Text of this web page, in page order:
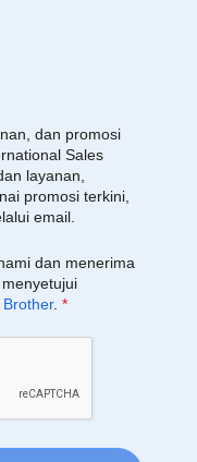
dan promosi
Sales
layanan,
promosi terkini,
email.
dan menerima
. *